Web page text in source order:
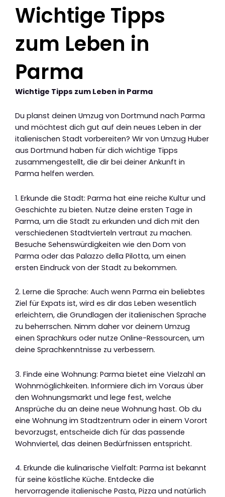
Wichtige Tipps
zum Leben in
Parma
Wichtige Tipps zum Leben in Parma
Du planst deinen Umzug von Dortmund nach Parma
und möchtest dich gut auf dein neues Leben in der
italienischen Stadt vorbereiten? Wir von Umzug Huber
aus Dortmund haben für dich wichtige Tipps
zusammengestellt, die dir bei deiner Ankunft in
Parma helfen werden.
1. Erkunde die Stadt: Parma hat eine reiche Kultur und
Geschichte zu bieten. Nutze deine ersten Tage in
Parma, um die Stadt zu erkunden und dich mit den
verschiedenen Stadtvierteln vertraut zu machen.
Besuche Sehenswürdigkeiten wie den Dom von
Parma oder das Palazzo della Pilotta, um einen
ersten Eindruck von der Stadt zu bekommen.
2. Lerne die Sprache: Auch wenn Parma ein beliebtes
Ziel für Expats ist, wird es dir das Leben wesentlich
erleichtern, die Grundlagen der italienischen Sprache
zu beherrschen. Nimm daher vor deinem Umzug
einen Sprachkurs oder nutze Online-Ressourcen, um
deine Sprachkenntnisse zu verbessern.
3. Finde eine Wohnung: Parma bietet eine Vielzahl an
Wohnmöglichkeiten. Informiere dich im Voraus über
den Wohnungsmarkt und lege fest, welche
Ansprüche du an deine neue Wohnung hast. Ob du
eine Wohnung im Stadtzentrum oder in einem Vorort
bevorzugst, entscheide dich für das passende
Wohnviertel, das deinen Bedürfnissen entspricht.
4. Erkunde die kulinarische Vielfalt: Parma ist bekannt
für seine köstliche Küche. Entdecke die
hervorragende italienische Pasta, Pizza und natürlich